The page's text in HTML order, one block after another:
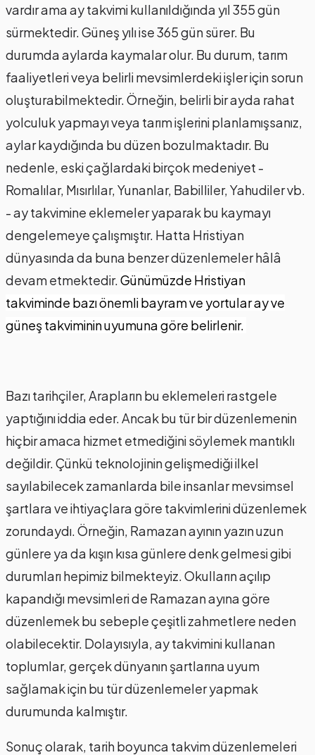
vardır ama ay takvimi kullanıldığında yıl 355 gün
sürmektedir. Güneş yılı ise 365 gün sürer. Bu
durumda aylarda kaymalar olur. Bu durum, tarım
faaliyetleri veya belirli mevsimlerdeki işler için sorun
oluşturabilmektedir. Örneğin, belirli bir ayda rahat
yolculuk yapmayı veya tarım işlerini planlamışsanız,
aylar kaydığında bu düzen bozulmaktadır. Bu
nedenle, eski çağlardaki birçok medeniyet -
Romalılar, Mısırlılar, Yunanlar, Babilliler, Yahudiler vb.
- ay takvimine eklemeler yaparak bu kaymayı
dengelemeye çalışmıştır. Hatta Hristiyan
dünyasında da buna benzer düzenlemeler hâlâ
devam etmektedir. Günümüzde Hristiyan
takviminde bazı önemli bayram ve yortular ay ve
güneş takviminin uyumuna göre belirlenir.
Bazı tarihçiler, Arapların bu eklemeleri rastgele
yaptığını iddia eder. Ancak bu tür bir düzenlemenin
hiçbir amaca hizmet etmediğini söylemek mantıklı
değildir. Çünkü teknolojinin gelişmediği ilkel
sayılabilecek zamanlarda bile insanlar mevsimsel
şartlara ve ihtiyaçlara göre takvimlerini düzenlemek
zorundaydı. Örneğin, Ramazan ayının yazın uzun
günlere ya da kışın kısa günlere denk gelmesi gibi
durumları hepimiz bilmekteyiz. Okulların açılıp
kapandığı mevsimleri de Ramazan ayına göre
düzenlemek bu sebeple çeşitli zahmetlere neden
olabilecektir. Dolayısıyla, ay takvimini kullanan
toplumlar, gerçek dünyanın şartlarına uyum
sağlamak için bu tür düzenlemeler yapmak
durumunda kalmıştır.
Sonuç olarak, tarih boyunca takvim düzenlemeleri